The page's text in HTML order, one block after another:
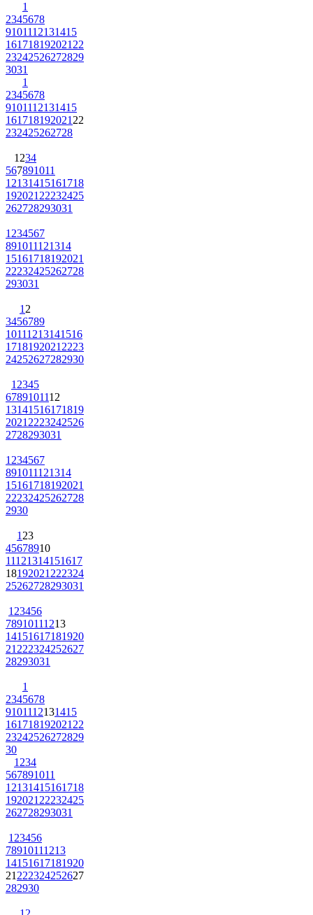
1
2345678
9101112131415
161718192021 22
23242526272829
3031
1
2345678
9101112131415
161718192021 22
232425262728
1 234
567891011
12131415161718
192021 22232425
262728293031
1 234567
891011121314
15161718192021
22232425262728
293031
1 2
3456789
10111213141516
1718192021 2223
24252627282930
1 2345
6789101112
13141516171819
2021 2223242526
2728293031
1 234567
891011121314
15161718192021
22232425262728
2930
1 23
45678910
11121314151617
18192021 222324
25262728293031
1 23456
78910111213
14151617181920
21 222324252627
28293031
1
2345678
9101112131415
161718192021 22
23242526272829
30
1 234
567891011
12131415161718
192021 22232425
262728293031
1 23456
78910111213
14151617181920
21 222324252627
282930